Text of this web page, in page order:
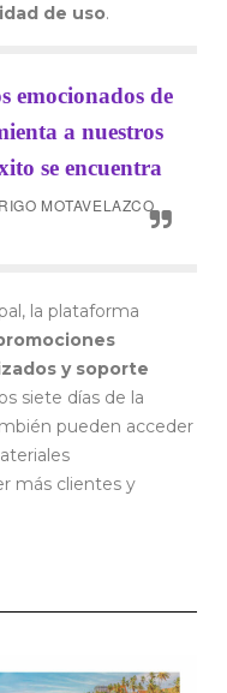
de uso.
emocionados de
a nuestros
se encuentra
MOTAVELAZCO
la plataforma
y soporte
siete días de la
pueden acceder
más clientes y